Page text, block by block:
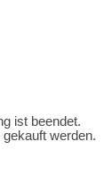
ist beendet.
werden.